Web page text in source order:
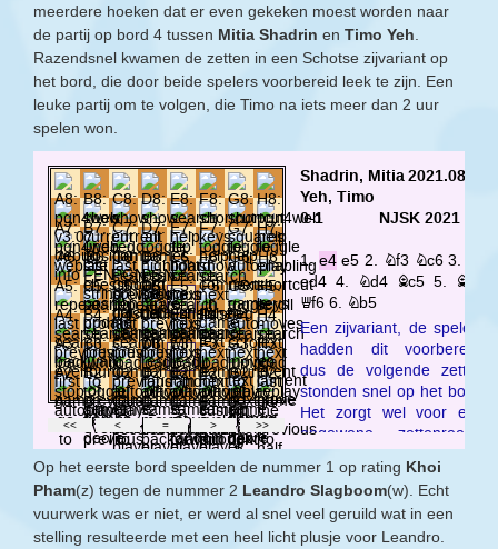
meerdere hoeken dat er even gekeken moest worden naar
de partij op bord 4 tussen Mitia Shadrin en Timo Yeh
Razendsnel kwamen de zetten in een Schotse zijvariant op
het bord, die door beide spelers voorbereid leek te zijn. Een
leuke partij om te volgen, die Timo na iets meer dan 2 uur
spelen won.
Op het eerste bord speelden de nummer 1 op rating Khoi
Pham(z) tegen de nummer 2 Leandro Slagboom(w). Echt
vuurwerk was er niet, er werd al snel veel geruild wat in een
stelling resulteerde met een heel licht plusje voor Leandro.